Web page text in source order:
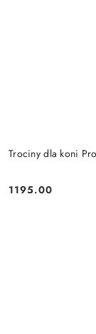
Trociny dla koni
Cena:
1195.00